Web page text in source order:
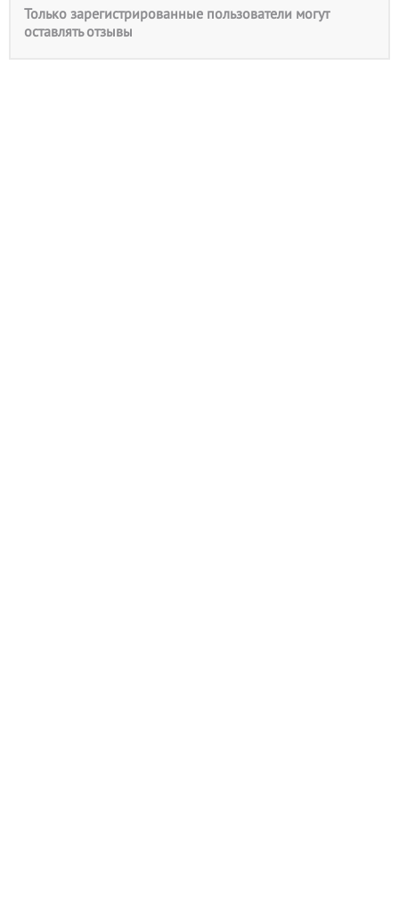
Только зарегистрированные пользователи могут
оставлять отзывы